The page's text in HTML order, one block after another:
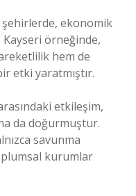
ekonomik
Kayseri örneğinde,
hem de
etki yaratmıştır.
etkileşim,
da doğurmuştur.
savunma
kurumlar